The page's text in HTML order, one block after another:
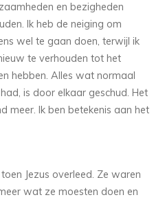
en bezigheden
Ik heb de neiging om
wel te gaan doen, terwijl ik
te verhouden tot het
hebben. Alles wat normaal
is door elkaar geschud. Het
meer. Ik ben betekenis aan het
Jezus overleed. Ze waren
wat ze moesten doen en